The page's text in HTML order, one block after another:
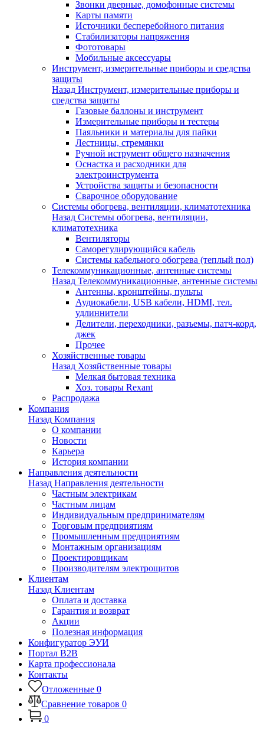
Звонки дверные, домофонные системы
Карты памяти
Источники бесперебойного питания
Стабилизаторы напряжения
Фототовары
Мобильные аксессуары
Инструмент, измерительные приборы и средства
защиты
Назад Инструмент, измерительные приборы и
средства защиты
Газовые баллоны и инструмент
Измерительные приборы и тестеры
Паяльники и материалы для пайки
Лестницы, стремянки
Ручной иструмент общего назначения
Оснастка и расходники для
электроинструмента
Устройства защиты и безопасности
Сварочное оборудование
Системы обогрева, вентиляции, климатотехника
Назад Системы обогрева, вентиляции,
климатотехника
Вентиляторы
Саморегулирующийся кабель
Системы кабельного обогрева (теплый пол)
Телекоммуникационные, антенные системы
Назад Телекоммуникационные, антенные системы
Антенны, кронштейны, пульты
Аудиокабели, USB кабели, HDMI, тел.
удлиннители
Делители, переходники, разъемы, патч-корд,
джек
Прочее
Хозяйственные товары
Назад Хозяйственные товары
Мелкая бытовая техника
Хоз. товары Rexant
Распродажа
Компания
Назад Компания
О компании
Новости
Карьера
История компании
Направления деятельности
Назад Направления деятельности
Частным электрикам
Частным лицам
Индивидуальным предпринимателям
Торговым предприятиям
Промышленным предприятиям
Монтажным организациям
Проектировщикам
Производителям электрощитов
Клиентам
Назад Клиентам
Оплата и доставка
Гарантия и возврат
Акции
Полезная информация
Конфигуратор ЭУИ
Портал B2B
Карта профессионала
Контакты
Отложенные 0
Сравнение товаров 0
0